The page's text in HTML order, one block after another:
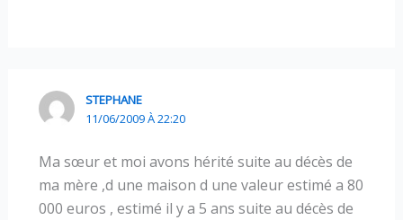
STEPHANE
11/06/2009 À 22:20
Ma sœur et moi avons hérité suite au décès de
ma mère ,d une maison d une valeur estimé a 80
000 euros , estimé il y a 5 ans suite au décès de